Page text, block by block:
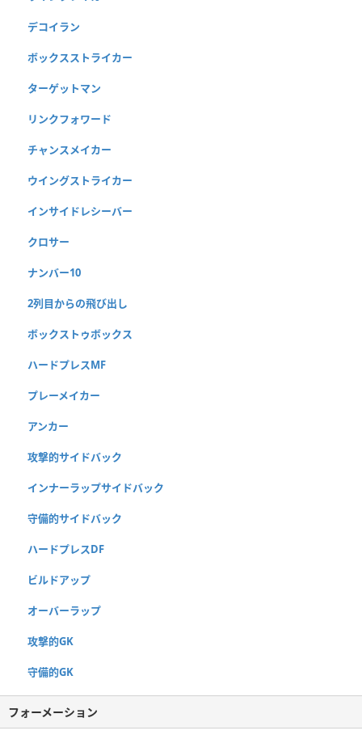
デコイラン
ボックスストライカー
ターゲットマン
リンクフォワード
チャンスメイカー
ウイングストライカー
インサイドレシーバー
クロサー
ナンバー10
2列目からの飛び出し
ボックストゥボックス
ハードプレスMF
プレーメイカー
アンカー
攻撃的サイドバック
インナーラップサイドバック
守備的サイドバック
ハードプレスDF
ビルドアップ
オーバーラップ
攻撃的GK
守備的GK
フォーメーション